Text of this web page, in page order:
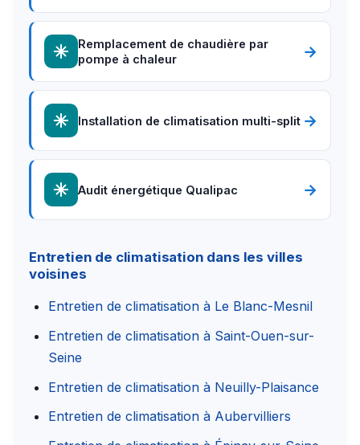
Remplacement de chaudière par
pompe à chaleur
→
Installation de climatisation multi-split →
Audit énergétique Qualipac →
Entretien de climatisation dans les villes
voisines
Entretien de climatisation à Le Blanc-Mesnil
Entretien de climatisation à Saint-Ouen-sur-
Seine
Entretien de climatisation à Neuilly-Plaisance
Entretien de climatisation à Aubervilliers